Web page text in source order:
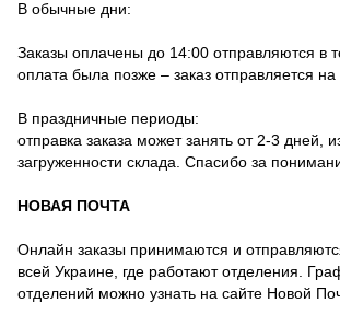
В обычные дни:
Заказы оплачены до 14:00 отправляются в
оплата была позже – заказ отправляется
В праздничные периоды:
отправка заказа может занять от 2-3 дней,
загруженности склада. Спасибо за
НОВАЯ ПОЧТА
Онлайн заказы принимаются и
всей Украине, где работают отделения.
отделений можно узнать на сайте Новой